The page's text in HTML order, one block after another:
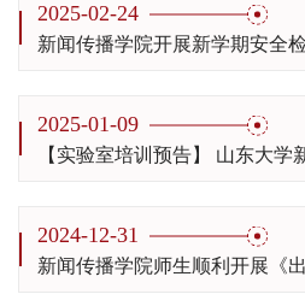
2025-02-24
新闻传播学院开展新学期安全
2025-01-09
2024-12-31